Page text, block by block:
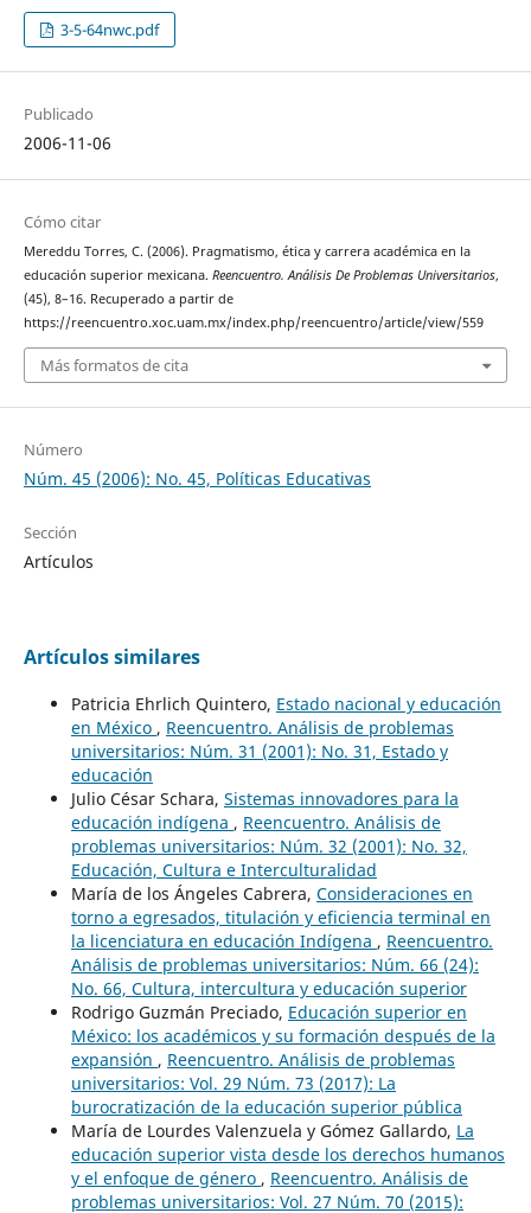
3-5-64nwc.pdf
Publicado
2006-11-06
Cómo citar
Mereddu Torres, C. (2006). Pragmatismo, ética y carrera académica en la
educación superior mexicana. Reencuentro. Análisis De Problemas Universitarios,
(45), 8–16. Recuperado a partir de
https://reencuentro.xoc.uam.mx/index.php/reencuentro/article/view/559
Más formatos de cita
Número
Núm. 45 (2006): No. 45, Políticas Educativas
Sección
Artículos
Artículos similares
Patricia Ehrlich Quintero, Estado nacional y educación
en México , Reencuentro. Análisis de problemas
universitarios: Núm. 31 (2001): No. 31, Estado y
educación
Julio César Schara, Sistemas innovadores para la
educación indígena , Reencuentro. Análisis de
problemas universitarios: Núm. 32 (2001): No. 32,
Educación, Cultura e Interculturalidad
María de los Ángeles Cabrera, Consideraciones en
torno a egresados, titulación y eficiencia terminal en
la licenciatura en educación Indígena , Reencuentro.
Análisis de problemas universitarios: Núm. 66 (24):
No. 66, Cultura, intercultura y educación superior
Rodrigo Guzmán Preciado, Educación superior en
México: los académicos y su formación después de la
expansión , Reencuentro. Análisis de problemas
universitarios: Vol. 29 Núm. 73 (2017): La
burocratización de la educación superior pública
María de Lourdes Valenzuela y Gómez Gallardo, La
educación superior vista desde los derechos humanos
y el enfoque de género , Reencuentro. Análisis de
problemas universitarios: Vol. 27 Núm. 70 (2015):